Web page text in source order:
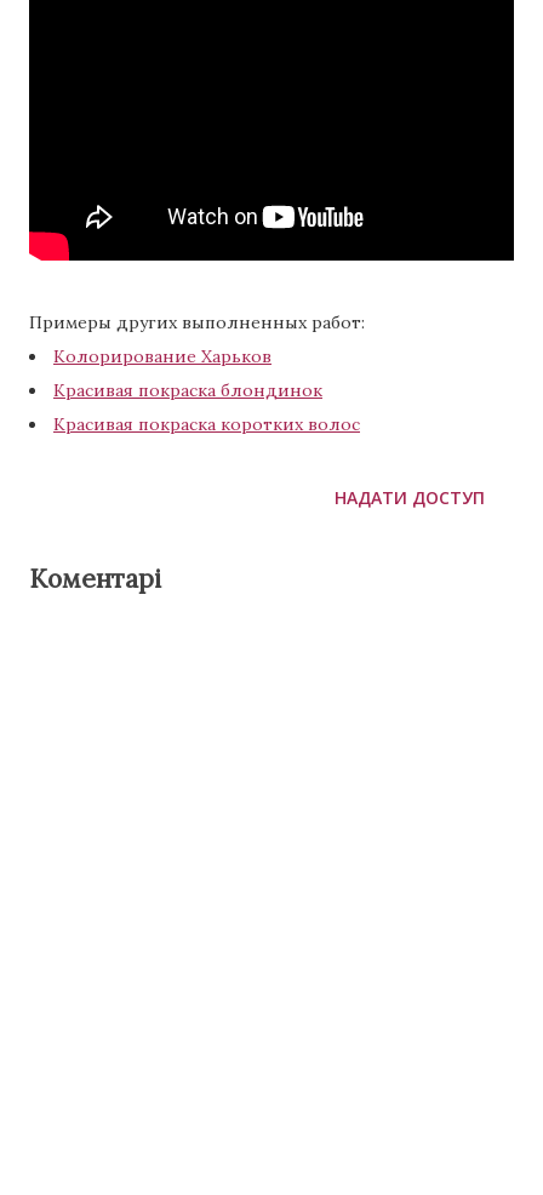
Примеры других выполненных работ:
Колорирование Харьков
Красивая покраска блондинок
Красивая покраска коротких волос
НАДАТИ ДОСТУП
Коментарі